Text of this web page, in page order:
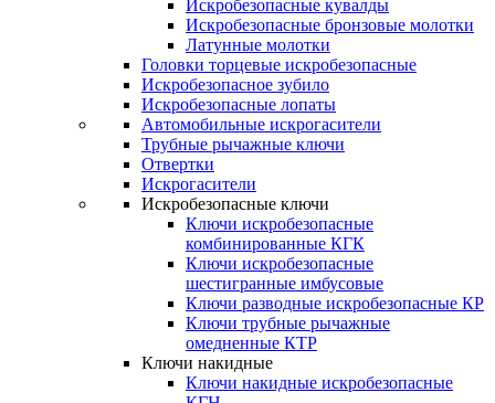
Искробезопасные кувалды
Искробезопасные бронзовые молотки
Латунные молотки
Головки торцевые искробезопасные
Искробезопасное зубило
Искробезопасные лопаты
Автомобильные искрогасители
Трубные рычажные ключи
Отвертки
Искрогасители
Искробезопасные ключи
Ключи искробезопасные
комбинированные КГК
Ключи искробезопасные
шестигранные имбусовые
Ключи разводные искробезопасные КР
Ключи трубные рычажные
омедненные КТР
Ключи накидные
Ключи накидные искробезопасные